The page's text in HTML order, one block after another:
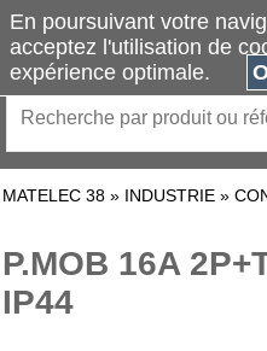
MATELEC 38 » INDUSTRIE »
P.MOB 16A
IP44
En poursuivant votre
acceptez l'utilisation de
expérience optimale.